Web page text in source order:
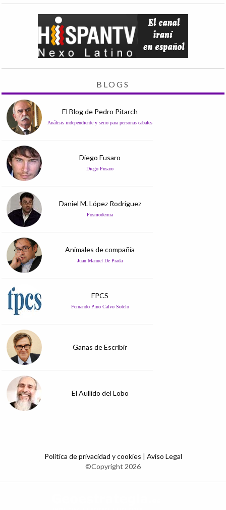
BLOGS
El Blog de Pedro Pitarch
Análisis independiente y serio para personas cabales
Diego Fusaro
Diego Fusaro
Daniel M. López Rodríguez
Posmodernia
Animales de compañía
Juan Manuel De Prada
FPCS
Fernando Pino Calvo Sotelo
Ganas de Escribir
El Aullido del Lobo
Política de privacidad y cookies | Aviso Legal
©Copyright 2026